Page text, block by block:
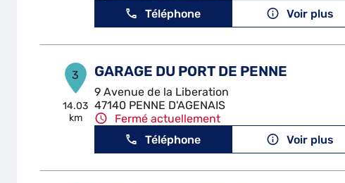
Téléphone
Voir plus
3
14.03
km
GARAGE DU PORT DE PENNE
9 Avenue de la Liberation
47140 PENNE D'AGENAIS
Fermé actuellement
Téléphone
Voir plus